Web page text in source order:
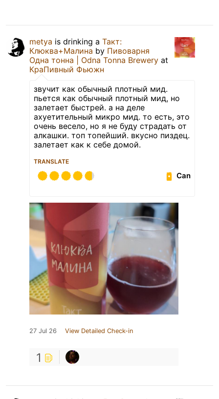
metya is drinking a Такт:
Клюква+Малина by Пивоварня
Одна тонна | Odna Tonna Brewery at
КраПивный Фьюжн
звучит как обычный плотный мид.
пьется как обычный плотный мид, но
залетает быстрей. а на деле
ахуетительный микро мид. то есть, это
очень весело, но я не буду страдать от
алкашки. топ топейший. вкусно пиздец.
залетает как к себе домой.
TRANSLATE
Can
27 Jul 26 View Detailed Check-in
1